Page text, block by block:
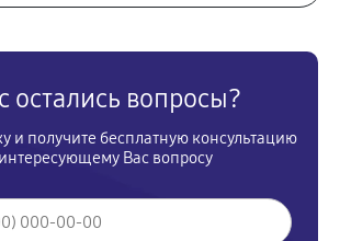
остались вопросы?
и получите бесплатную консультацию
Вас вопросу